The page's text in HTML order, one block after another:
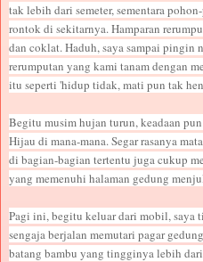
tak lebih dari semeter, sementara
rontok di sekitarnya. Hamparan
dan coklat. Haduh, saya sampai pingin
rerumputan yang kami tanam dengan
itu seperti 'hidup tidak, mati pun tak
Begitu musim hujan turun, keadaan
Hijau di mana-mana. Segar rasanya
di bagian-bagian tertentu juga cukup
yang memenuhi halaman gedung
Pagi ini, begitu keluar dari mobil, saya
sengaja berjalan memutari pagar
batang bambu yang tingginya lebih